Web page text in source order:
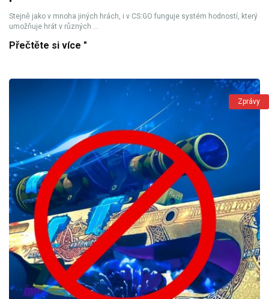
Stejně jako v mnoha jiných hrách, i v CS:GO funguje systém hodností, který
umožňuje hrát v různých ...
Přečtěte si více "
Zprávy